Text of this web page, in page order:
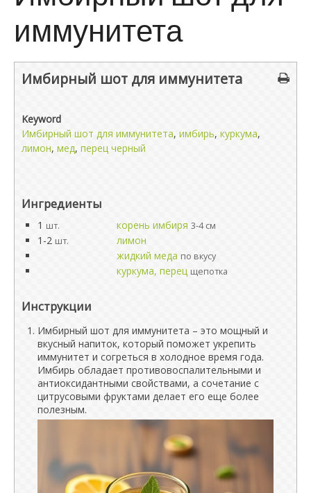
иммунитета
Имбирный шот для иммунитета
Keyword
Имбирный шот для иммунитета, имбирь, куркума,
лимон, мед, перец черный
Ингредиенты
1 шт. корень имбиря 3-4 см
1-2 шт.
лимон
жидкий меда по вкусу
куркума, перец щепотка
Инструкции
Имбирный шот для иммунитета – это мощный и
вкусный напиток, который поможет укрепить
иммунитет и согреться в холодное время года.
Имбирь обладает противовоспалительными и
антиоксидантными свойствами, а сочетание с
цитрусовыми фруктами делает его еще более
полезным.